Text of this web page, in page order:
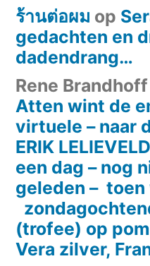
ร้านต่อผม op
gedachten en
dadendrang…
Rene Brandhoff
Atten wint de
virtuele – naar
ERIK
een dag – nog
geleden – toen
(trofee) op
Vera zilver,